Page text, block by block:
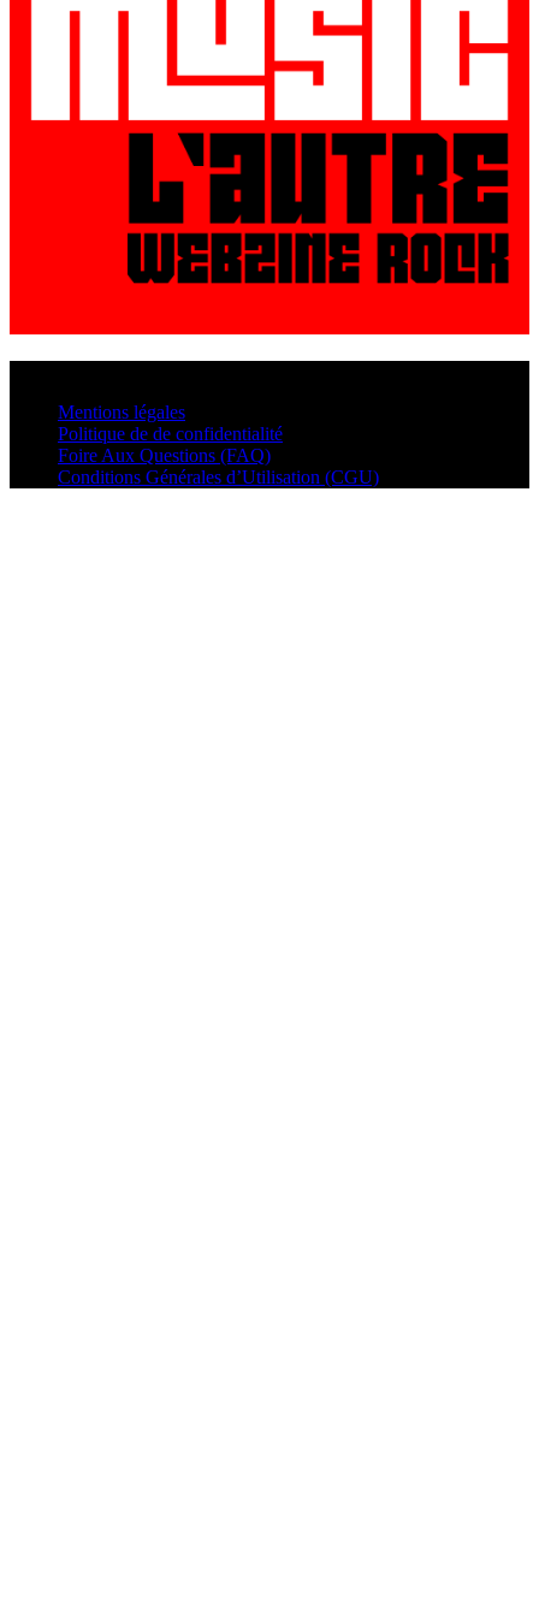
Mentions légales
Politique de de confidentialité
Foire Aux Questions (FAQ)
Conditions Générales d’Utilisation (CGU)